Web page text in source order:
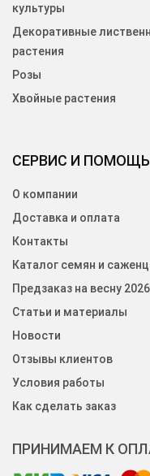
СЕРВИС И ПОМОЩЬ
О компании
Доставка и оплата
Контакты
Каталог семян и
Предзаказ на весну 2026
Статьи и материалы
Новости
Отзывы клиентов
Условия работы
Как сделать заказ
культуры
Декоративные
растения
Розы
Хвойные растения
ПРИНИМАЕМ К